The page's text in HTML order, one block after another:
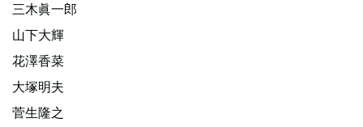
三木眞一郎
山下大輝
花澤香菜
大塚明夫
菅生隆之